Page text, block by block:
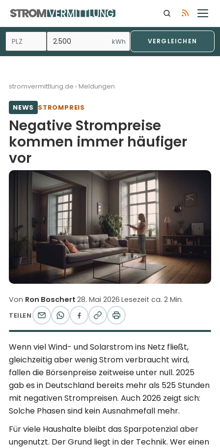
Inhalt
springen
kWh VERGLEICHEN
stromvermittlung.de › Meldungen
NEWS STROMPREIS
Negative Strompreise
kommen immer häufiger
vor
Von Ron Boschert·28. Mai 2026·Lesezeit ca. 2 Min.
TEILEN
Wenn viel Wind- und Solarstrom ins Netz fließt,
gleichzeitig aber wenig Strom verbraucht wird,
fallen die Börsenpreise zeitweise unter null. 2025
gab es in Deutschland bereits mehr als 525 Stunden
mit negativen Strompreisen. Auch 2026 zeigt sich:
Solche Phasen sind kein Ausnahmefall mehr.
Für viele Haushalte bleibt das Sparpotenzial aber
ungenutzt. Der Grund liegt in der Technik. Wer einen